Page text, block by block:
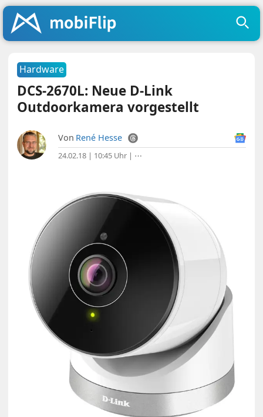
Hardware
DCS-2670L: Neue D-Link
Outdoorkamera vorgestellt
Von René Hesse
24.02.18 | 10:45 Uhr | ⋯